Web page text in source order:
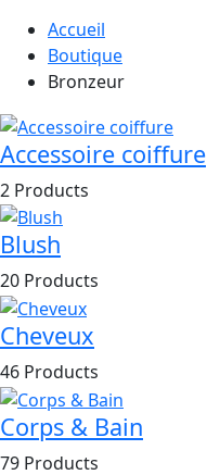
Accueil
Boutique
Bronzeur
Accessoire coiffure
2 Products
Blush
20 Products
Cheveux
46 Products
Corps & Bain
79 Products